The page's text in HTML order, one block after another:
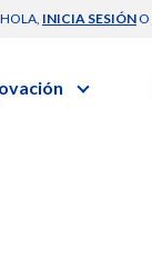
HOLA, INICIA SESIÓNO